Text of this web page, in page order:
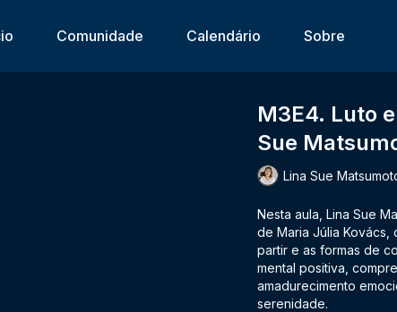
Comunidade Calendário Sobre
M3E4. Luto
Sue
Lina Sue
Nesta aula, Lina Sue
de Maria Júlia
partir e as formas de
mental positiva,
amadurecimento
serenidade.